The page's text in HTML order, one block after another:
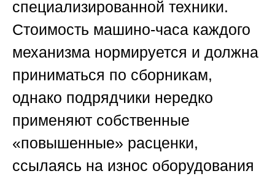
специализированной техники.
Стоимость машино-часа каждого
механизма нормируется и должна
приниматься по сборникам,
однако подрядчики нередко
применяют собственные
«повышенные» расценки,
ссылаясь на износ оборудования